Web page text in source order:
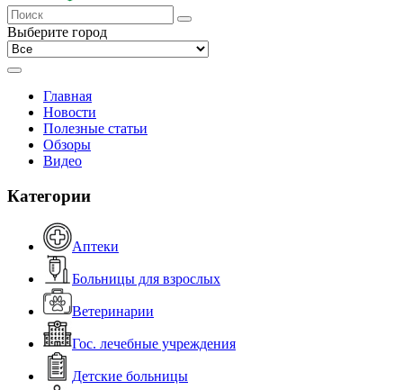
Выберите город
Главная
Новости
Полезные статьи
Обзоры
Видео
Категории
Аптеки
Больницы для взрослых
Ветеринарии
Гос. лечебные учреждения
Детские больницы